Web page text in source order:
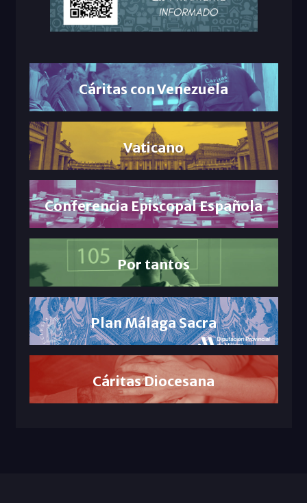
Cáritas con Venezuela
Vaticano
Conferencia Episcopal Española
Por tantos
Plan Málaga Sacra
Cáritas Diocesana